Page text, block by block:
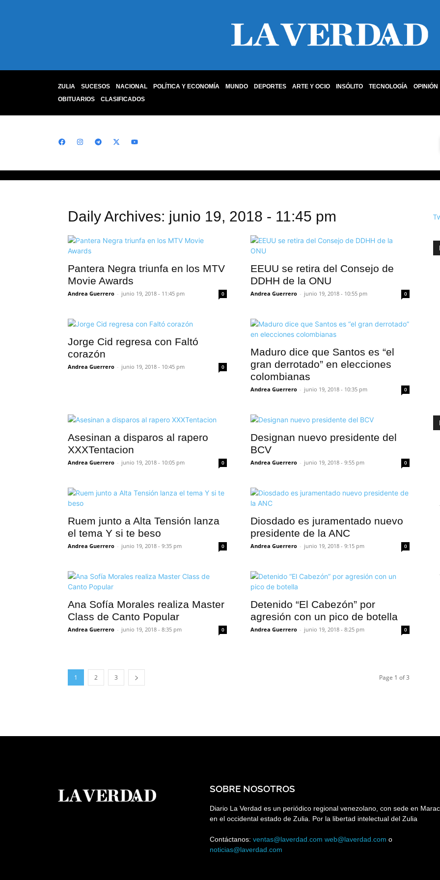
ZULIA SUCESOS NACIONAL POLÍTICA Y ECONOMÍA MUNDO DEPORTES ARTE Y OCIO INSÓLITO TECNOLOGÍA OPINIÓN
OBITUARIOS
CLASIFICADOS
Daily Archives: junio 19, 2018 - 11:45 pm
Pantera Negra triunfa en los MTV
Movie Awards
Andrea Guerrero - junio 19, 2018 - 11:45 pm 0
EEUU se retira del Consejo de
DDHH de la ONU
Andrea Guerrero - junio 19, 2018 - 10:55 pm 0
Jorge Cid regresa con Faltó
corazón
Andrea Guerrero - junio 19, 2018 - 10:45 pm 0
Maduro dice que Santos es “el
gran derrotado” en elecciones
colombianas
Andrea Guerrero - junio 19, 2018 - 10:35 pm 0
Asesinan a disparos al rapero
XXXTentacion
Andrea Guerrero - junio 19, 2018 - 10:05 pm 0
Designan nuevo presidente del
BCV
Andrea Guerrero - junio 19, 2018 - 9:55 pm 0
Ruem junto a Alta Tensión lanza
el tema Y si te beso
Andrea Guerrero - junio 19, 2018 - 9:35 pm 0
Diosdado es juramentado nuevo
presidente de la ANC
Andrea Guerrero - junio 19, 2018 - 9:15 pm 0
Ana Sofía Morales realiza Master
Class de Canto Popular
Andrea Guerrero - junio 19, 2018 - 8:35 pm 0
Detenido “El Cabezón” por
agresión con un pico de botella
Andrea Guerrero - junio 19, 2018 - 8:25 pm 0
1 2 3 Page 1 of 3
SOBRE NOSOTROS
Diario La Verdad es un periódico regional venezolano, con sede en
en el occidental estado de Zulia. Por la libertad intelectual del Zulia
Contáctanos: ventas@laverdad.com web@laverdad.com o
noticias@laverdad.com